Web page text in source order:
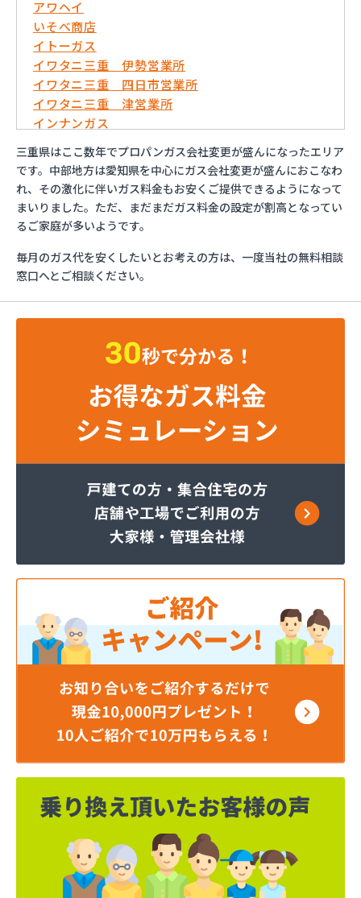
アワヘイ
いそべ商店
イトーガス
イワタニ三重 伊勢営業所
イワタニ三重 四日市営業所
イワタニ三重 津営業所
インナンガス
エコネット伊勢センター
オオニシエネルギー
オクノ
ガステックサービス四日市営業所
カニエJAPAN三重支店
カワセガス
ぎふやプロパン
クイックストア
コマツヤ
タナベ商会
ニイミ産業 四日市支店
ニシウラ
はなや
はりまや商店
フジエイ
ホンダ開発
マエカワ
マサイ燃料
まつべや建材
マルエイ 伊勢・志摩営業所
マルエイ 桑名営業所
マルエイ 四日市支店
マルエイ 津支店
まるに
ミヤマ燃設商会
モリ京
三重県はここ数年でプロパンガス会社変更が盛んになったエリア
です。中部地方は愛知県を中心にガス会社変更が盛んにおこなわ
れ、その激化に伴いガス料金もお安くご提供できるようになって
まいりました。ただ、まだまだガス料金の設定が割高となってい
るご家庭が多いようです。
毎月のガス代を安くしたいとお考えの方は、一度当社の無料相談
窓口へとご相談ください。